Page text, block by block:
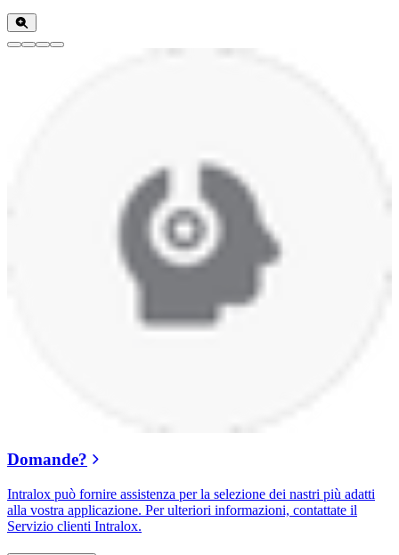
Domande?
Intralox può fornire assistenza per la selezione dei nastri più adatti
alla vostra applicazione. Per ulteriori informazioni, contattate il
Servizio clienti Intralox.